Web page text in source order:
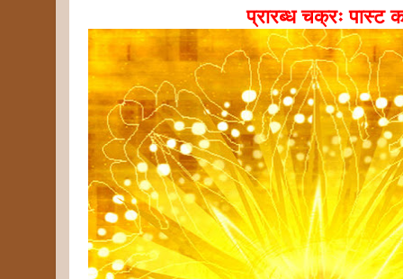
प्रारब्ध चक्रः पास्ट